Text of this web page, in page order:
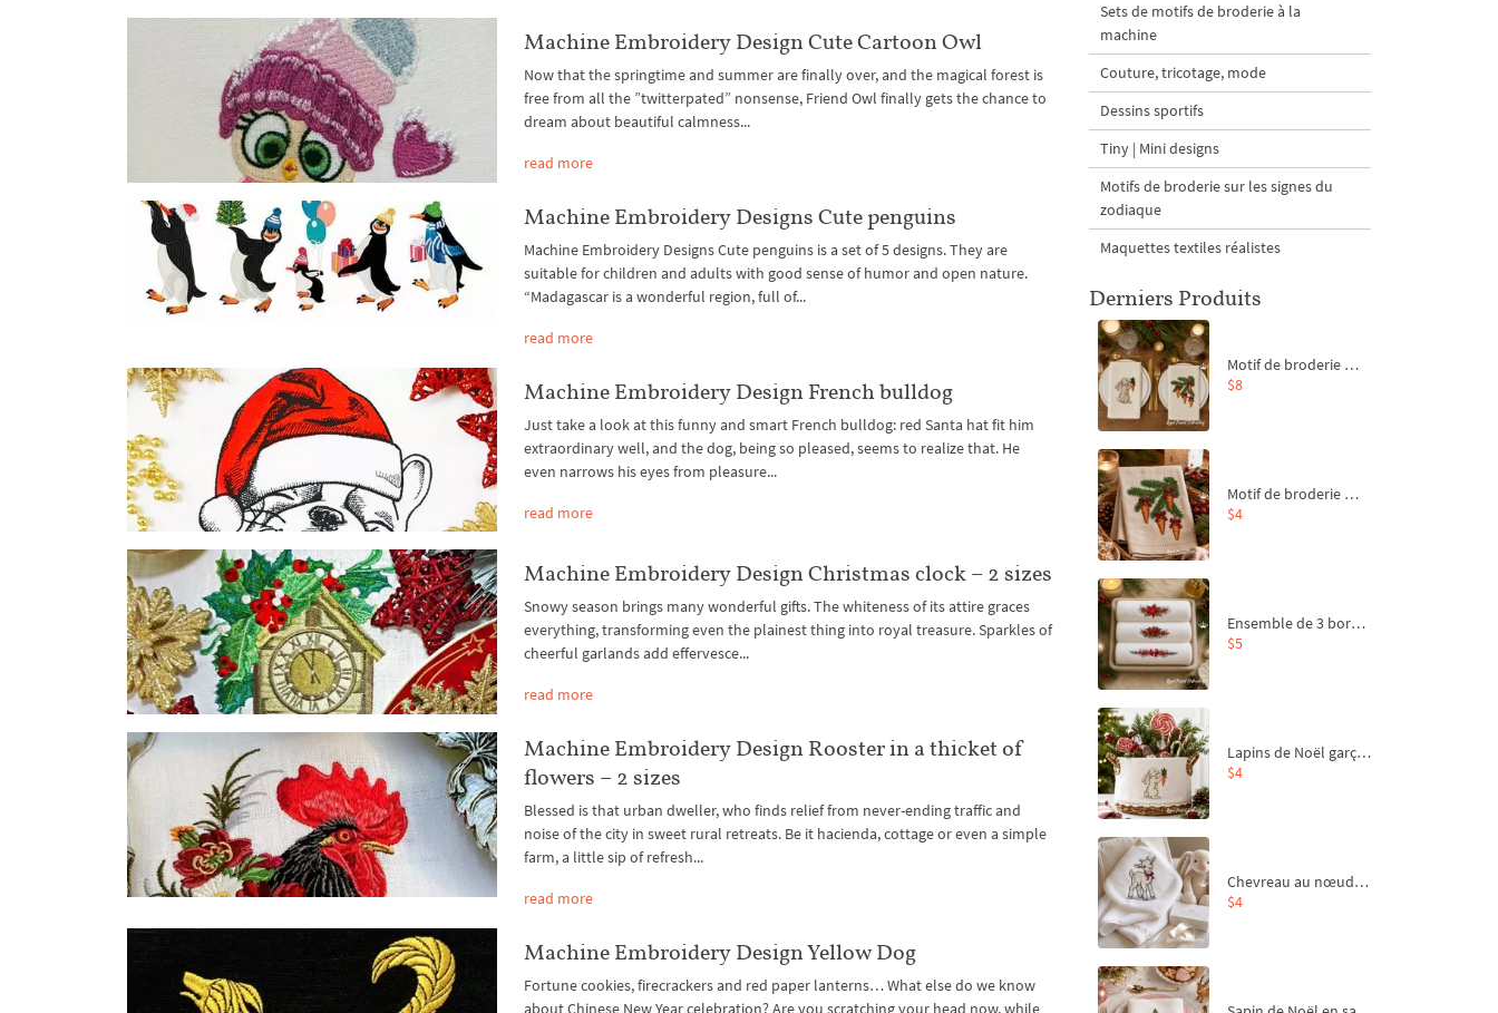
Machine Embroidery Design Cute Cartoon Owl
Now that the springtime and summer are finally over, and the magical forest is
free from all the ”twitterpated” nonsense, Friend Owl finally gets the chance to
dream about beautiful calmness...
read more
Machine Embroidery Designs Cute penguins
Machine Embroidery Designs Cute penguins is a set of 5 designs. They are
suitable for children and adults with good sense of humor and open nature.
“Madagascar is a wonderful region, full of...
read more
Machine Embroidery Design French bulldog
Just take a look at this funny and smart French bulldog: red Santa hat fit him
extraordinary well, and the dog, being so pleased, seems to realize that. He
even narrows his eyes from pleasure...
read more
Machine Embroidery Design Christmas clock – 2 sizes
Snowy season brings many wonderful gifts. The whiteness of its attire graces
everything, transforming even the plainest thing into royal treasure. Sparkles of
cheerful garlands add effervesce...
read more
Machine Embroidery Design Rooster in a thicket of
flowers – 2 sizes
Blessed is that urban dweller, who finds relief from never-ending traffic and
noise of the city in sweet rural retreats. Be it hacienda, cottage or even a simple
farm, a little sip of refresh...
read more
Machine Embroidery Design Yellow Dog
Fortune cookies, firecrackers and red paper lanterns… What else do we know
about Chinese New Year celebration? Are you scratching your head now, while
Sets de motifs de broderie à la
machine
Couture, tricotage, mode
Dessins sportifs
Tiny | Mini designs
Motifs de broderie sur les signes du
zodiaque
Maquettes textiles réalistes
Derniers Produits
Motif de broderie machine Branche de sapin et carottes - 4 tailles
$8
Motif de broderie machine Branche de sapin et carottes - 4 tailles
$4
Ensemble de 3 bordures de Noël pour broderie machine
$5
Lapins de Noël garçon et fille - 4 tailles
$4
Chevreau au nœud rouge – broderie machine, 4 tailles
$4